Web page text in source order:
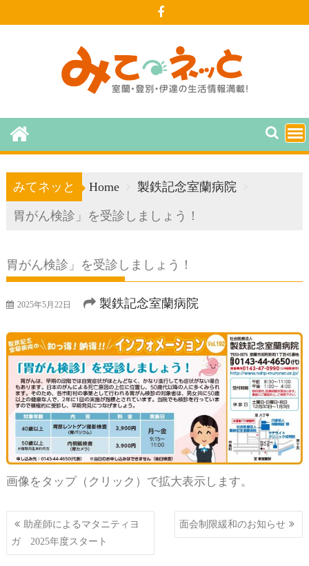
みてネッと Home 製鉄記念室蘭病院
胃がん検診」を受診しましょう！
胃がん検診」を受診しましょう！
2025年5月22日 製鉄記念室蘭病院
画像をタップ（クリック）で拡大表示します。
投
ナ
助産師によるマタニティヨ
ガ 2025年度スタート
面会制限緩和のお知らせ